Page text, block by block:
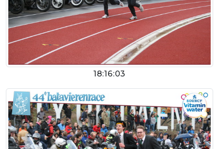
18:16:03